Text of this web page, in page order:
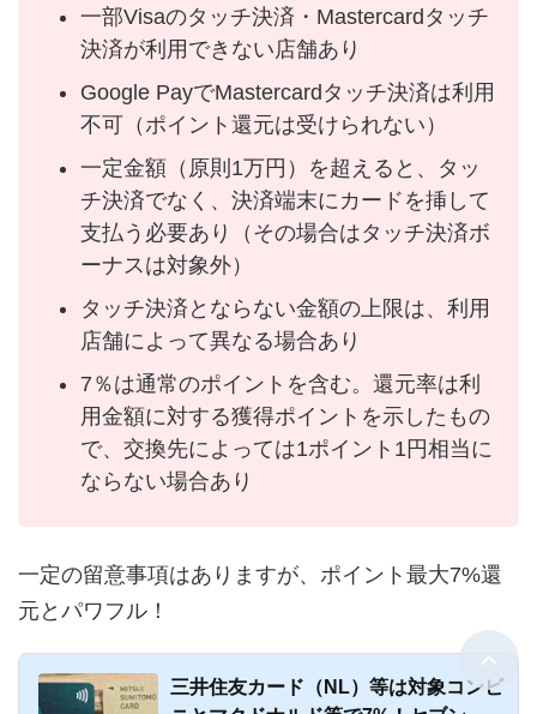
一部Visaのタッチ決済・Mastercardタッチ
決済が利用できない店舗あり
Google PayでMastercardタッチ決済は利用
不可（ポイント還元は受けられない）
一定金額（原則1万円）を超えると、タッ
チ決済でなく、決済端末にカードを挿して
支払う必要あり（その場合はタッチ決済ボ
ーナスは対象外）
タッチ決済とならない金額の上限は、利用
店舗によって異なる場合あり
7％は通常のポイントを含む。還元率は利
用金額に対する獲得ポイントを示したもの
で、交換先によっては1ポイント1円相当に
ならない場合あり
一定の留意事項はありますが、ポイント最大7%還
元とパワフル！
三井住友カード（NL）等は対象コンビ